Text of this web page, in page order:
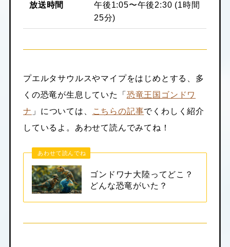
放送時間
午後1:05〜午後2:30 (1時間
25分)
プエルタサウルスやマイプをはじめとする、多
くの恐竜が生息していた「 恐竜王国ゴンドワ
ナ 」については、 こちらの記事でくわしく紹介
しているよ。あわせて読んでみてね！
あわせて読んでね
ゴンドワナ大陸ってどこ？
どんな恐竜がいた？